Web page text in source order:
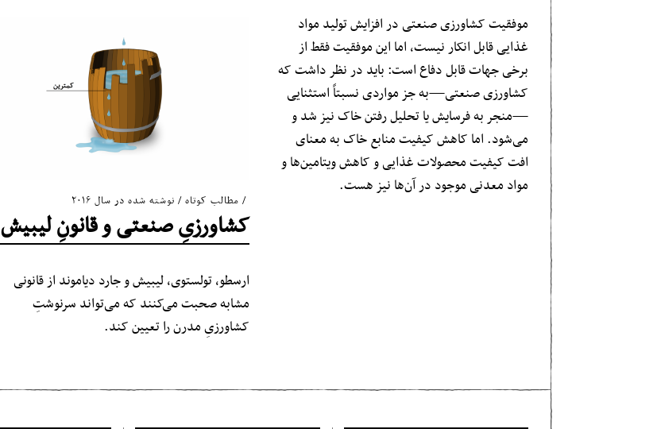
موفقیت کشاورزی صنعتی در افزایش تولید مواد
غذایی قابل انکار نیست، اما این موفقیت فقط از
برخی جهات قابل دفاع است: باید در نظر داشت که
کشاورزی صنعتی—به جز مواردی نسبتاً استثنایی
—منجر به فرسایش یا تحلیل رفتن خاک نیز شد و
می‌شود. اما کاهش کیفیت منابع خاک به معنای
افت کیفیت محصولات غذایی و کاهش ویتامین‌ها و
مواد معدنی موجود در آن‌ها نیز هست.
مطالب کوتاه/ نوشته شده در سال ۲۰۱۶
کشاورزیِ صنعتی و قانونِ لیبیش
ارسطو، تولستوی، لیبیش و جارد دیاموند از قانونی
مشابه صحبت می‌کنند که می‌تواند سرنوشتِ
کشاورزیِ مدرن را تعیین کند.